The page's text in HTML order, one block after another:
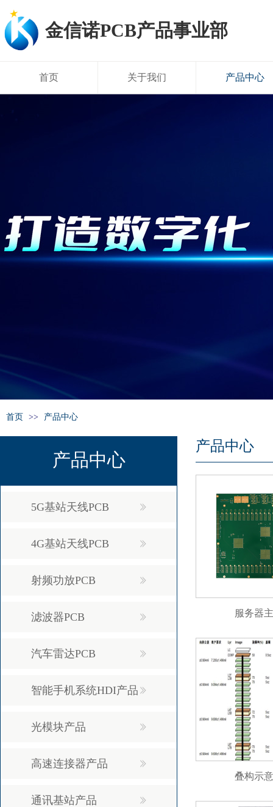
金信诺PCB产品事业部
首页 关于我们 产品中心
首页 >> 产品中心
产品中心
5G基站天线PCB
4G基站天线PCB
射频功放PCB
滤波器PCB
汽车雷达PCB
智能手机系统HDI产品
光模块产品
高速连接器产品
通讯基站产品
产品中心
服务器
叠构示